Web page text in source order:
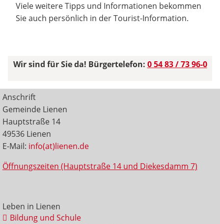
Viele weitere Tipps und Informationen bekommen
Sie auch persönlich in der Tourist-Information.
Wir sind für Sie da! Bürgertelefon: 0 54 83 / 73 96-0
Anschrift
Gemeinde Lienen
Hauptstraße 14
49536 Lienen
E-Mail: info(at)lienen.de
Öffnungszeiten (Hauptstraße 14 und Diekesdamm 7)
Leben in Lienen
Bildung und Schule